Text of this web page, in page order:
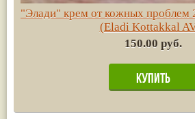
"Элади" крем от кожных проблем
(Eladi Kottakkal
150.00 руб.